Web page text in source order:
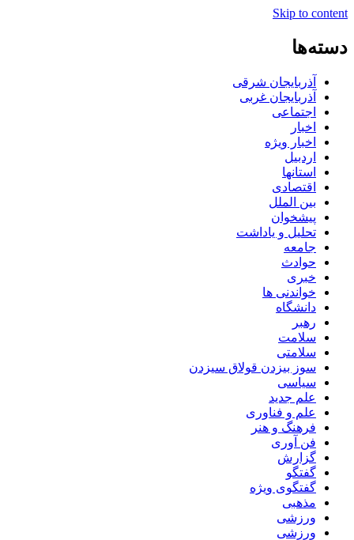
Skip to content
دسته‌ها
آذربایجان شرقی
آذربایجان غربی
اجتماعی
اخبار
اخبار ویژه
اردبیل
استانها
اقتصادی
بین الملل
پیشخوان
تحلیل و یاداشت
جامعه
حوادث
خبری
خواندنی ها
دانشگاه
رهبر
سلامت
سلامتی
سوز بیزدن قولاق سیزدن
سیاسی
علم جدید
علم و فناوری
فرهنگ و هنر
فن آوری
گزارش
گفتگو
گفتگوی ویژه
مذهبی
ورزشی
ورزشی